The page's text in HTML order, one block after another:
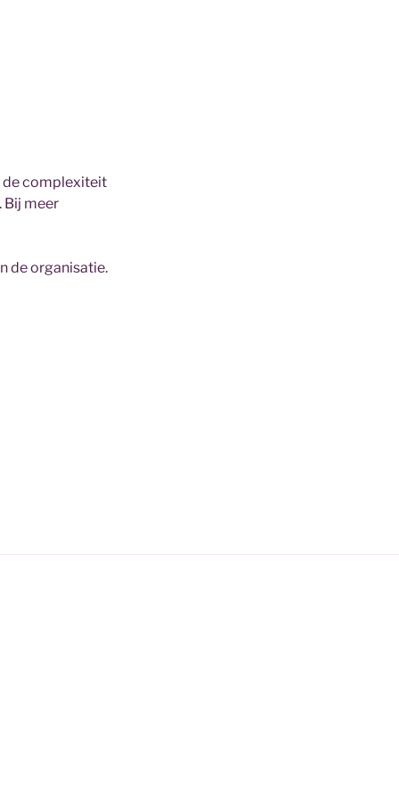
de complexiteit
Bij meer
de organisatie.